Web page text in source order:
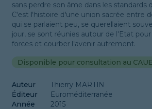
sans perdre son âme dans les standards
C'est l'histoire d'une union sacrée entre
qui se parlaient peu, se querellaient
jour, se sont réunies autour de l'Etat
forces et courber l'avenir autrement.
Disponible pour consultation au CAUE
Auteur
Thierry MARTIN
Éditeur
Euroméditerranée
Année
2015